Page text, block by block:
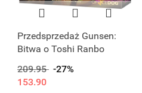
Przedsprzedaż Gunsen:
Bitwa o Toshi Ranbo
209.95 -27%
153.90